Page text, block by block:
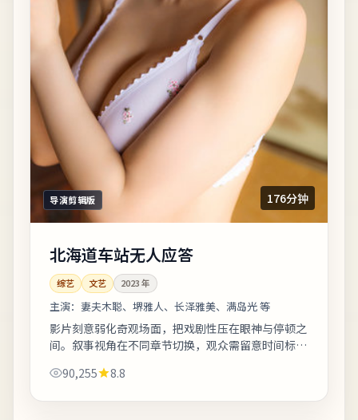
导演剪辑版 176分钟
北海道车站无人应答
综艺 文艺 2023年
主演： 妻夫木聪、堺雅人、长泽雅美、满岛光 等
影片刻意弱化奇观场面，把戏剧性压在眼神与停顿之
间。叙事视角在不同章节切换，观众需留意时间标注
前后呼应。《北海道车站无人应答》是一部...
90,255 8.8